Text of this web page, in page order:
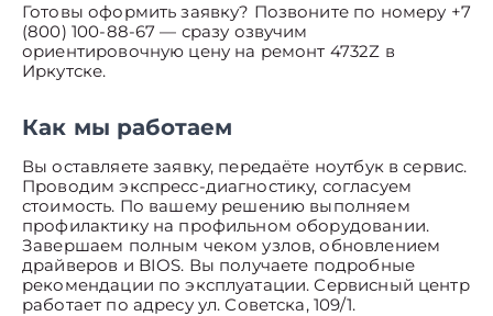
Готовы оформить заявку? Позвоните по номеру +7
(800) 100-88-67 — сразу озвучим
ориентировочную цену на ремонт 4732Z в
Иркутске.
Как мы работаем
Вы оставляете заявку, передаёте ноутбук в сервис.
Проводим экспресс-диагностику, согласуем
стоимость. По вашему решению выполняем
профилактику на профильном оборудовании.
Завершаем полным чеком узлов, обновлением
драйверов и BIOS. Вы получаете подробные
рекомендации по эксплуатации. Сервисный центр
работает по адресу ул. Советска, 109/1.